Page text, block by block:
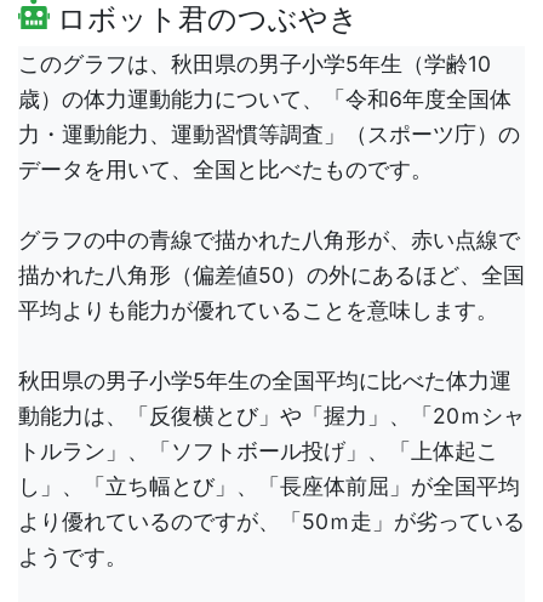
ロボット君のつぶやき
このグラフは、秋田県の男子小学5年生（学齢10
歳）の体力運動能力について、「令和6年度全国体
力・運動能力、運動習慣等調査」（スポーツ庁）の
データを用いて、全国と比べたものです。
グラフの中の青線で描かれた八角形が、赤い点線で
描かれた八角形（偏差値50）の外にあるほど、全国
平均よりも能力が優れていることを意味します。
秋田県の男子小学5年生の全国平均に比べた体力運
動能力は、「反復横とび」や「握力」、「20ｍシャ
トルラン」、「ソフトボール投げ」、「上体起こ
し」、「立ち幅とび」、「長座体前屈」が全国平均
より優れているのですが、「50ｍ走」が劣っている
ようです。